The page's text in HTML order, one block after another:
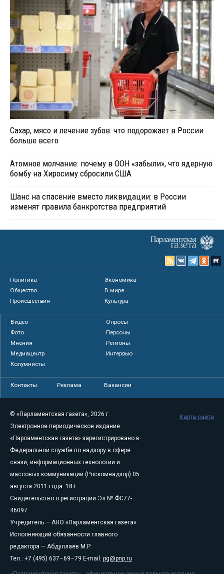
Сахар, мясо и лечение зубов: что подорожает в России
больше всего
Атомное молчание: почему в ООН «забыли», что ядерную
бомбу на Хиросиму сбросили США
Шанс на спасение вместо ликвидации: в России
изменят правила банкротства предприятий
Политика
Экономика
Общество
В мире
Происшествия
Культура
Видео
Опросы
Фото
Персоны
Мнения
Регионы
Медиацентр
Интервью
Колумнисты
Контакты Реклама Вакансии
© «Парламентская газета», 2026 г.
Электронное периодическое издание
«Парламентская газета» зарегистрировано в
Федеральной службе по надзору в сфере
связи, информационных технологий и
массовых коммуникаций (Роскомнадзор) 05
августа 2011 года. 18+
Свидетельство о регистрации Эл № ФС77-
46097
Учредитель — АНО «Парламентская газета»
Исполняющий обязанности главного
редактора — Абдуллаев М.Р.
Тел.: +7 (495) 637–69–79 E-mail: pg@pnp.ru
Карта сайта